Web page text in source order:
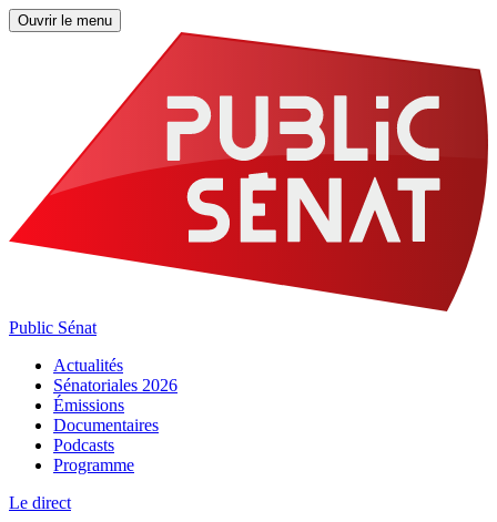
Ouvrir le menu
Public Sénat
Actualités
Sénatoriales 2026
Émissions
Documentaires
Podcasts
Programme
Le direct